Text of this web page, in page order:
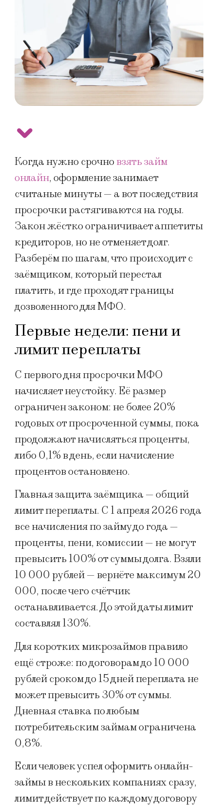
Когда нужно срочно взять займ
онлайн, оформление занимает
считаные минуты — а вот последствия
просрочки растягиваются на годы.
Закон жёстко ограничивает аппетиты
кредиторов, но не отменяет долг.
Разберём по шагам, что происходит с
заёмщиком, который перестал
платить, и где проходят границы
дозволенного для МФО.
Первые недели: пени и
лимит переплаты
С первого дня просрочки МФО
начисляет неустойку. Её размер
ограничен законом: не более 20%
годовых от просроченной суммы, пока
продолжают начисляться проценты,
либо 0,1% в день, если начисление
процентов остановлено.
Главная защита заёмщика — общий
лимит переплаты. С 1 апреля 2026 года
все начисления по займу до года —
проценты, пени, комиссии — не могут
превысить 100% от суммы долга. Взяли
10 000 рублей — вернёте максимум 20
000, после чего счётчик
останавливается. До этой даты лимит
составлял 130%.
Для коротких микрозаймов правило
ещё строже: по договорам до 10 000
рублей сроком до 15 дней переплата не
может превысить 30% от суммы.
Дневная ставка по любым
потребительским займам ограничена
0,8%.
Если человек успел оформить онлайн-
займы в нескольких компаниях сразу,
лимит действует по каждому договору